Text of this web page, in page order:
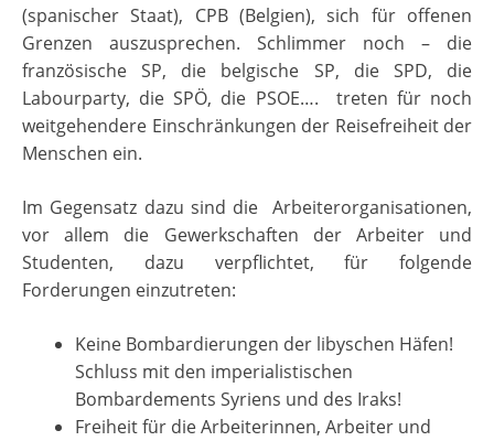
(spanischer Staat), CPB (Belgien), sich für offenen
Grenzen auszusprechen. Schlimmer noch – die
französische SP, die belgische SP, die SPD, die
Labourparty, die SPÖ, die PSOE…. treten für noch
weitgehendere Einschränkungen der Reisefreiheit der
Menschen ein.
Im Gegensatz dazu sind die Arbeiterorganisationen,
vor allem die Gewerkschaften der Arbeiter und
Studenten, dazu verpflichtet, für folgende
Forderungen einzutreten:
Keine Bombardierungen der libyschen Häfen!
Schluss mit den imperialistischen
Bombardements Syriens und des Iraks!
Freiheit für die Arbeiterinnen, Arbeiter und